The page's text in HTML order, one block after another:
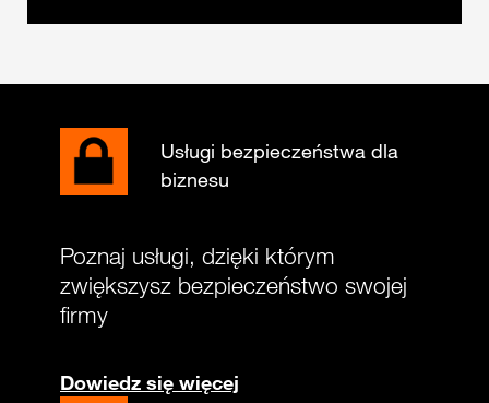
Usługi bezpieczeństwa dla
biznesu
Poznaj usługi, dzięki którym
zwiększysz bezpieczeństwo swojej
firmy
Dowiedz się więcej